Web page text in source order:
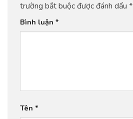
trường bắt buộc được đánh dấu *
Bình luận *
Tên *